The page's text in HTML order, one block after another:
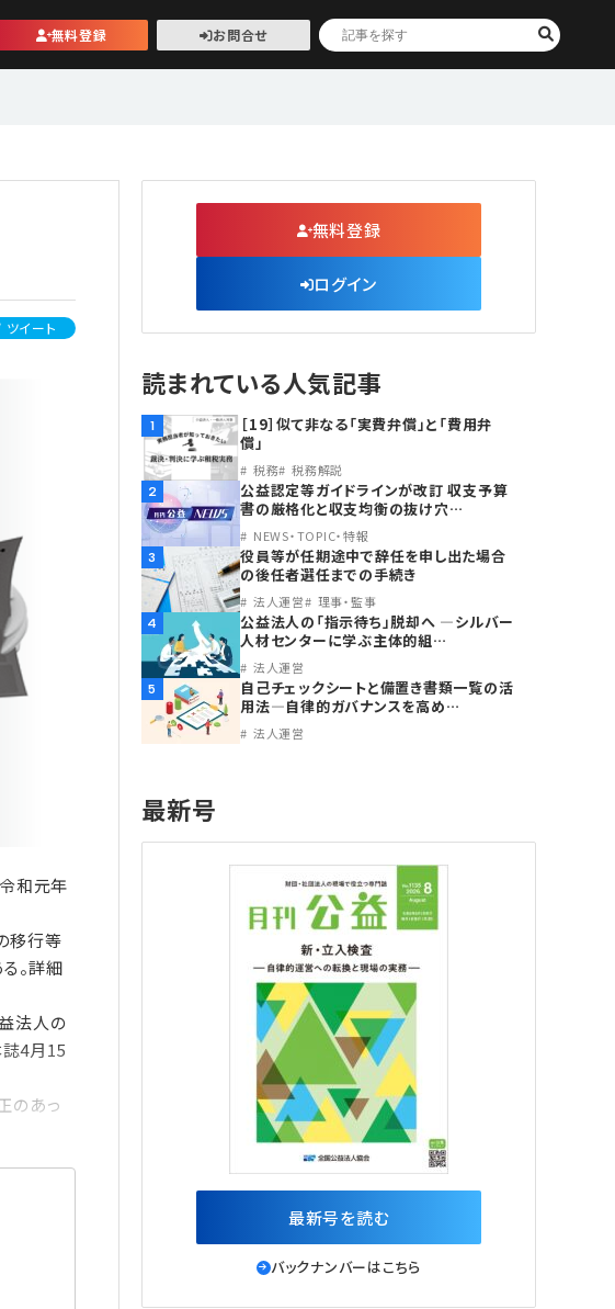
イン 無料登録 お問合せ
ツイート
和元年
移行等
。詳細
法人の
誌4月15
のあっ
無料登録
ログイン
読まれている人気記事
1
［19］似て非なる「実費弁償」と「費用弁
償」
税務 税務解説
2
公益認定等ガイドラインが改訂 収支予算
書の厳格化と収支均衡の抜け穴…
NEWS・TOPIC・特報
3
役員等が任期途中で辞任を申し出た場合
の後任者選任までの手続き
法人運営 理事・監事
4
公益法人の「指示待ち」脱却へ ―シルバー
人材センターに学ぶ主体的組…
法人運営
5
自己チェックシートと備置き書類一覧の活
用法―自律的ガバナンスを高め…
法人運営
最新号
最新号を読む
バックナンバーはこちら